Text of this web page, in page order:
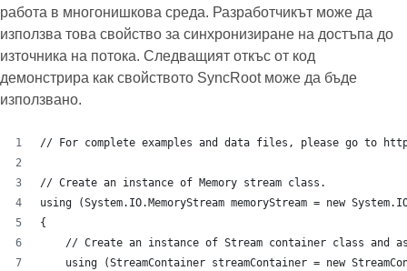
работа в многонишкова среда. Разработчикът може да
използва това свойство за синхронизиране на достъпа до
източника на потока. Следващият откъс от код
демонстрира как свойството SyncRoot може да бъде
използвано.
// For complete examples and data files, please go to
// Create an instance of Memory stream class.
using (System.IO.MemoryStream memoryStream = new
{
// Create an instance of Stream container class and
using (StreamContainer streamContainer = new